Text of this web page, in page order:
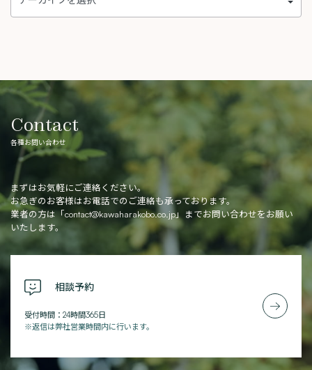
Contact
各種お問い合わせ
まずはお気軽にご連絡ください。
お急ぎのお客様はお電話でのご連絡も承っております。
業者の方は「contact@kawaharakobo.co.jp」までお問い合わせをお願い
いたします。
相談予約
受付時間：24時間365日
※返信は弊社営業時間内に行います。